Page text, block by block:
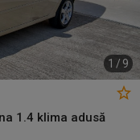
1 / 9
1.4 klima adusă